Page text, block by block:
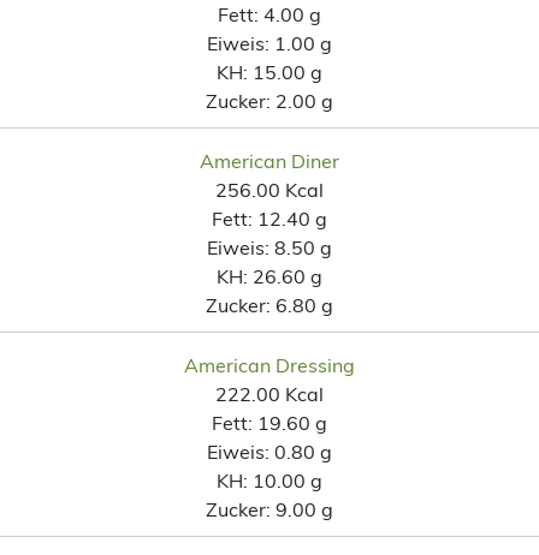
Fett: 4.00 g
Eiweis: 1.00 g
KH: 15.00 g
Zucker: 2.00 g
American Diner
256.00 Kcal
Fett: 12.40 g
Eiweis: 8.50 g
KH: 26.60 g
Zucker: 6.80 g
American Dressing
222.00 Kcal
Fett: 19.60 g
Eiweis: 0.80 g
KH: 10.00 g
Zucker: 9.00 g